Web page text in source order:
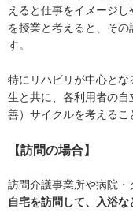
えると仕事をイメージ
を授業と考えると、そ
す。
特にリハビリが中心と
生と共に、各利用者の
善）サイクルを考えるこ
【訪問の場合】
訪問介護事業所や病院・
自宅を訪問して、入浴